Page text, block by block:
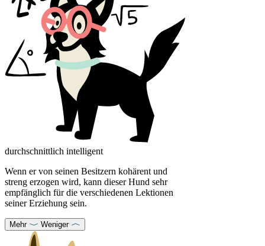
durchschnittlich intelligent
Wenn er von seinen Besitzern kohärent und
streng erzogen wird, kann dieser Hund sehr
empfänglich für die verschiedenen Lektionen
seiner Erziehung sein.
Mehr Weniger